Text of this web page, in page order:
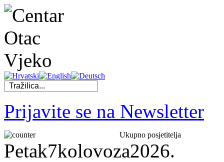
Prijavite se na Newsletter
Ukupno posjetitelja
Petak7kolovoza2026.